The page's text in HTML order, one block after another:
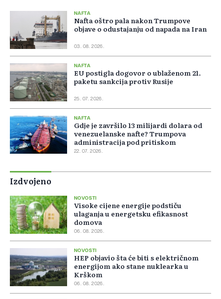
NAFTA
Nafta oštro pala nakon Trumpove
objave o odustajanju od napada na Iran
03. 08. 2026.
NAFTA
EU postigla dogovor o ublaženom 21.
paketu sankcija protiv Rusije
25. 07. 2026.
NAFTA
Gdje je završilo 13 milijardi dolara od
venezuelanske nafte? Trumpova
administracija pod pritiskom
22. 07. 2026.
Izdvojeno
NOVOSTI
Visoke cijene energije podstiču
ulaganja u energetsku efikasnost
domova
06. 08. 2026.
NOVOSTI
HEP objavio šta će biti s električnom
energijom ako stane nuklearka u
Krškom
06. 08. 2026.